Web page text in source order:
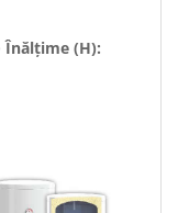
Înălțime (H):